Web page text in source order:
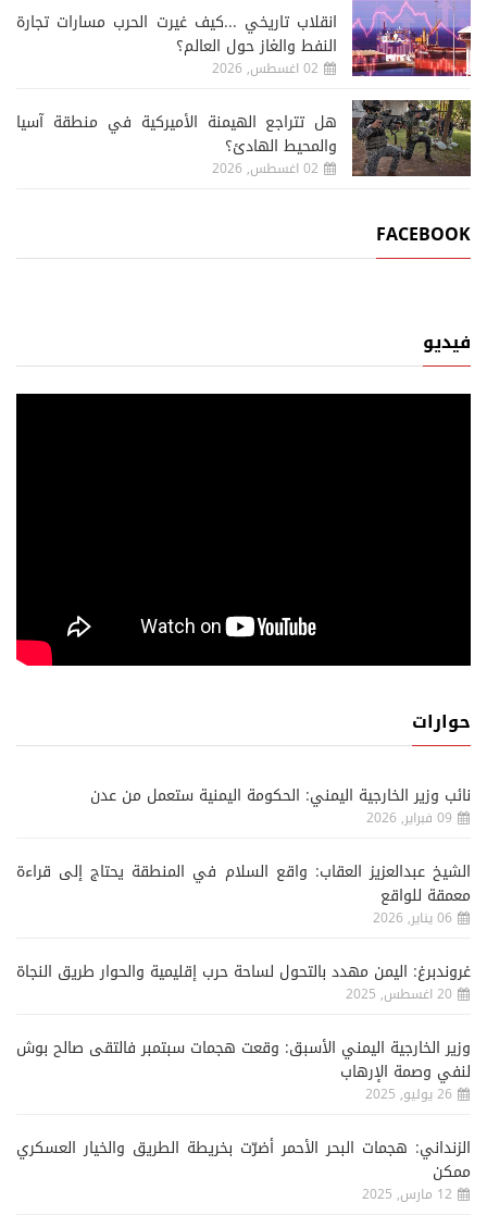
انقلاب تاريخي ...كيف غيرت الحرب مسارات تجارة
النفط والغاز حول العالم؟
02 اغسطس, 2026
هل تتراجع الهيمنة الأميركية في منطقة آسيا
والمحيط الهادئ؟
02 اغسطس, 2026
FACEBOOK
فيديو
حوارات
نائب وزير الخارجية اليمني: الحكومة اليمنية ستعمل من عدن
09 فبراير, 2026
الشيخ عبدالعزيز العقاب: واقع السلام في المنطقة يحتاج إلى قراءة
معمقة للواقع
06 يناير, 2026
غروندبرغ: اليمن مهدد بالتحول لساحة حرب إقليمية والحوار طريق النجاة
20 اغسطس, 2025
وزير الخارجية اليمني الأسبق: وقعت هجمات سبتمبر فالتقى صالح بوش
لنفي وصمة الإرهاب
26 يوليو, 2025
الزنداني: هجمات البحر الأحمر أضرّت بخريطة الطريق والخيار العسكري
ممكن
12 مارس, 2025